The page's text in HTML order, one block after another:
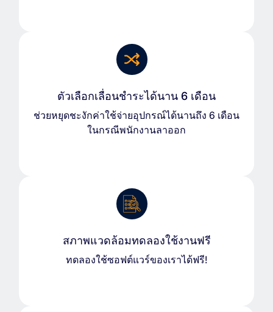
ตัวเลือกเลื่อนชำระได้นาน 6 เดือน
ช่วยหยุดชะงักค่าใช้จ่ายอุปกรณ์ได้นานถึง 6 เดือน
ในกรณีพนักงานลาออก
สภาพแวดล้อมทดลองใช้งานฟรี
ทดลองใช้ซอฟต์แวร์ของเราได้ฟรี!